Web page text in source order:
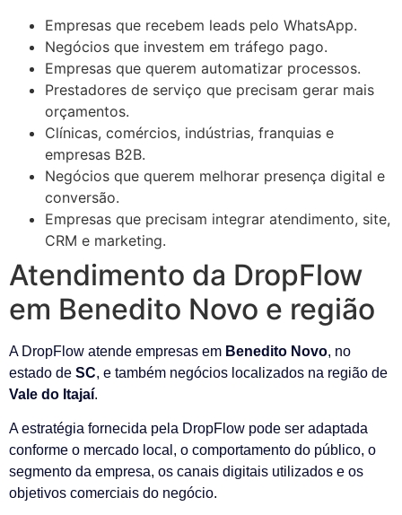
Empresas que recebem leads pelo WhatsApp.
Negócios que investem em tráfego pago.
Empresas que querem automatizar processos.
Prestadores de serviço que precisam gerar mais
orçamentos.
Clínicas, comércios, indústrias, franquias e
empresas B2B.
Negócios que querem melhorar presença digital e
conversão.
Empresas que precisam integrar atendimento, site,
CRM e marketing.
Atendimento da DropFlow
em Benedito Novo e região
A DropFlow atende empresas em Benedito Novo, no
estado de SC, e também negócios localizados na região de
Vale do Itajaí.
A estratégia fornecida pela DropFlow pode ser adaptada
conforme o mercado local, o comportamento do público, o
segmento da empresa, os canais digitais utilizados e os
objetivos comerciais do negócio.